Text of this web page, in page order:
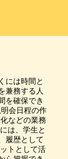
には時間と
兼務する人
を確保でき
会日程の作
などの業務
は、学生と
履歴として
トとして活